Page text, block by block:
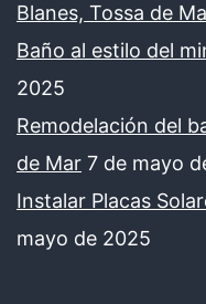
Blanes, Tossa de
Baño al estilo del
2025
Remodelación del
de Mar 7 de mayo
Instalar Placas
mayo de 2025